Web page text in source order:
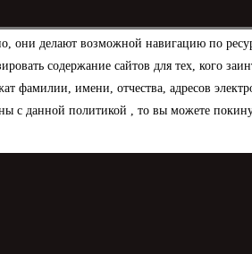
они делают возможной навигацию по
содержание сайтов для тех, кого
фамилии, имени, отчества, адресов
с данной политикой , то вы можете